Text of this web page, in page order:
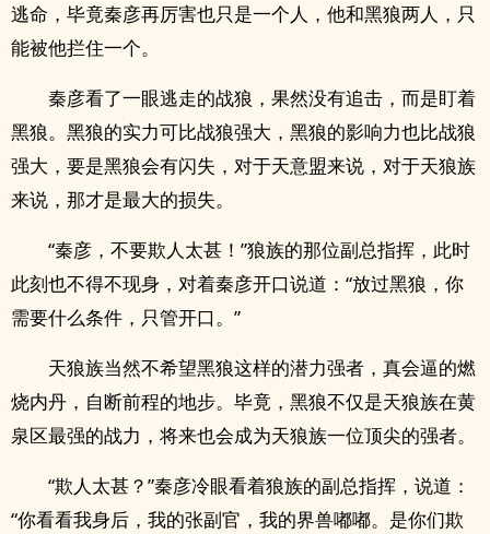
逃命，毕竟秦彦再厉害也只是一个人，他和黑狼两人，只
能被他拦住一个。
秦彦看了一眼逃走的战狼，果然没有追击，而是盯着
黑狼。黑狼的实力可比战狼强大，黑狼的影响力也比战狼
强大，要是黑狼会有闪失，对于天意盟来说，对于天狼族
来说，那才是最大的损失。
“秦彦，不要欺人太甚！”狼族的那位副总指挥，此时
此刻也不得不现身，对着秦彦开口说道：“放过黑狼，你
需要什么条件，只管开口。”
天狼族当然不希望黑狼这样的潜力强者，真会逼的燃
烧内丹，自断前程的地步。毕竟，黑狼不仅是天狼族在黄
泉区最强的战力，将来也会成为天狼族一位顶尖的强者。
“欺人太甚？”秦彦冷眼看着狼族的副总指挥，说道：
“你看看我身后，我的张副官，我的界兽嘟嘟。是你们欺